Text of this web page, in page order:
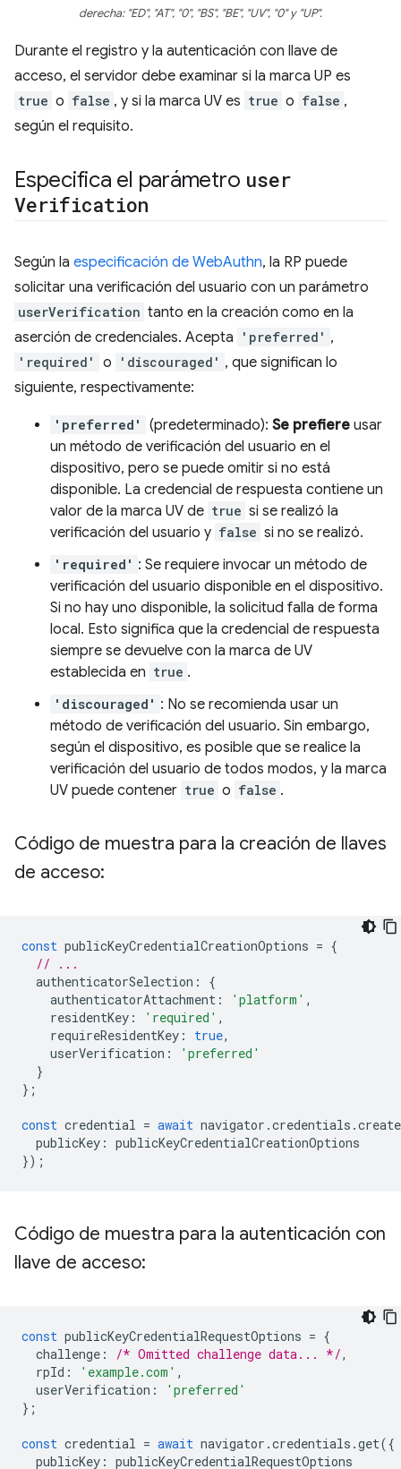
derecha: "ED", "AT", "0", "BS", "BE", "UV", "0" y "UP".
Durante el registro y la autenticación con llave de
acceso, el servidor debe examinar si la marca UP es
true o false , y si la marca UV es true o false ,
según el requisito.
Especifica el parámetro user
Verification
Según la especificación de WebAuthn, la RP puede
solicitar una verificación del usuario con un parámetro
userVerification tanto en la creación como en la
aserción de credenciales. Acepta
'preferred' ,
'required' o 'discouraged' , que significan lo
siguiente, respectivamente:
'preferred' (predeterminado): Se prefiere usar
un método de verificación del usuario en el
dispositivo, pero se puede omitir si no está
disponible. La credencial de respuesta contiene un
valor de la marca UV de true si se realizó la
verificación del usuario y false si no se realizó.
'required' : Se requiere invocar un método de
verificación del usuario disponible en el dispositivo.
Si no hay uno disponible, la solicitud falla de forma
local. Esto significa que la credencial de respuesta
siempre se devuelve con la marca de UV
establecida en true .
'discouraged' : No se recomienda usar un
método de verificación del usuario. Sin embargo,
según el dispositivo, es posible que se realice la
verificación del usuario de todos modos, y la marca
UV puede contener true o false .
Código de muestra para la creación de llaves
de acceso:
const publicKeyCredentialCreationOptions = {
// ...
authenticatorSelection :
{
authenticatorAttachment : 'platform' ,
residentKey : 'required' ,
requireResidentKey : true,
userVerification :
'preferred'
}
};
const credential = await navigator .credentials .create
publicKey : publicKeyCredentialCreationOptions
});
Código de muestra para la autenticación con
llave de acceso:
const publicKeyCredentialRequestOptions = {
challenge : /* Omitted challenge data... */,
rpId : 'example.com' ,
userVerification :
'preferred'
};
const credential = await navigator .credentials .get({
publicKey : publicKeyCredentialRequestOptions